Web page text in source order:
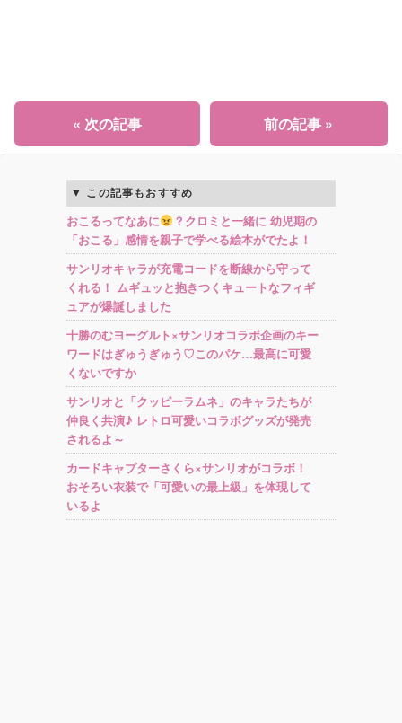
前の記事 »
« 次の記事
この記事もおすすめ
おこるってなあに
？クロミと一緒に 幼児期の
「おこる」感情を親子で学べる絵本がでたよ！
サンリオキャラが充電コードを断線から守って
くれる！ ムギュッと抱きつくキュートなフィギ
ュアが爆誕しました
十勝のむヨーグルト×サンリオコラボ企画のキー
ワードはぎゅうぎゅう♡このパケ…最高に可愛
くないですか
サンリオと「クッピーラムネ」のキャラたちが
仲良く共演♪ レトロ可愛いコラボグッズが発売
されるよ～
カードキャプターさくら×サンリオがコラボ！
おそろい衣装で「可愛いの最上級」を体現して
いるよ